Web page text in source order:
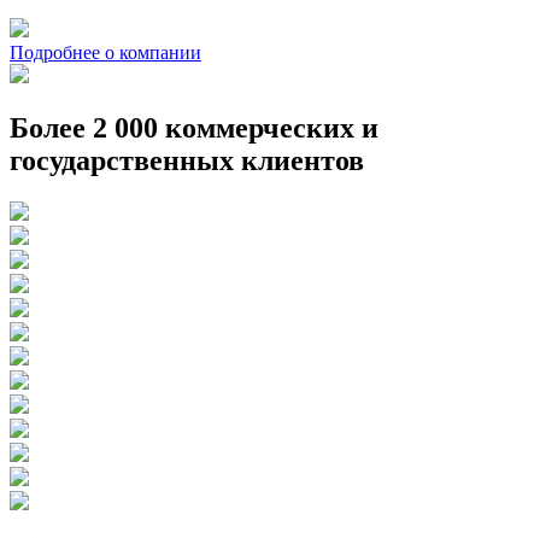
Подробнее о компании
Более 2 000 коммерческих и
государственных клиентов